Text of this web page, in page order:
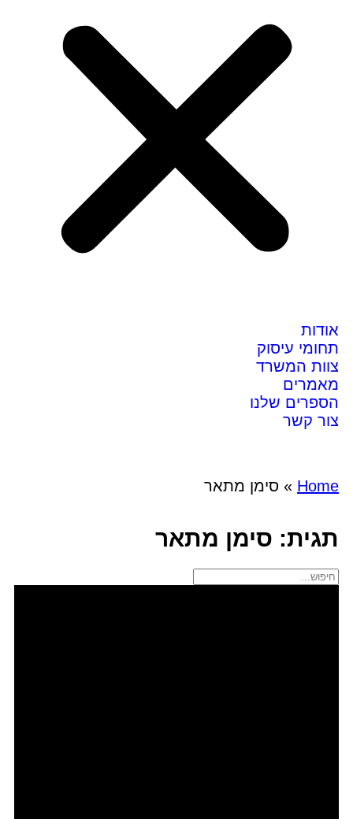
אודות
תחומי עיסוק
צוות המשרד
מאמרים
הספרים שלנו
צור קשר
Home
» סימן מתאר
תגית: סימן מתאר